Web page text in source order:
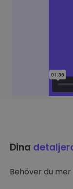
Dina
Behöver du